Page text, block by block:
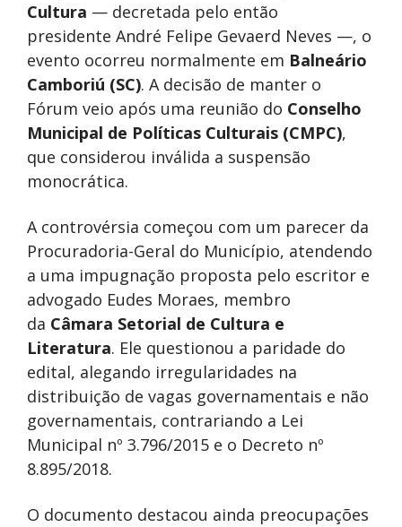
Cultura — decretada pelo então
presidente André Felipe Gevaerd Neves —, o
evento ocorreu normalmente em Balneário
Camboriú (SC). A decisão de manter o
Fórum veio após uma reunião do Conselho
Municipal de Políticas Culturais (CMPC),
que considerou inválida a suspensão
monocrática.
A controvérsia começou com um parecer da
Procuradoria-Geral do Município, atendendo
a uma impugnação proposta pelo escritor e
advogado Eudes Moraes, membro
da Câmara Setorial de Cultura e
Literatura. Ele questionou a paridade do
edital, alegando irregularidades na
distribuição de vagas governamentais e não
governamentais, contrariando a Lei
Municipal nº 3.796/2015 e o Decreto nº
8.895/2018.
O documento destacou ainda preocupações